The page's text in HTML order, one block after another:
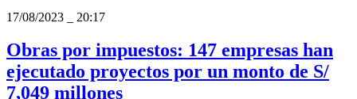
17/08/2023
20:17
Obras por impuestos: 147 empresas han
ejecutado proyectos por un monto de S/
7,049 millones